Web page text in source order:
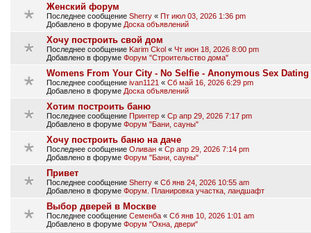
Женский форум
Последнее сообщение Sherry « Пт июл 03, 2026 1:36 pm
Добавлено в форуме Доска объявлений
Хочу построить свой дом
Последнее сообщение Karim Ckol « Чт июн 18, 2026 8:00 pm
Добавлено в форуме Форум "Строительство дома"
Womens From Your City - No Selfie - Anonymous Sex Dating
Последнее сообщение ivan1121 « Сб май 16, 2026 6:29 pm
Добавлено в форуме Доска объявлений
Хотим построить баню
Последнее сообщение Принтер « Ср апр 29, 2026 7:17 pm
Добавлено в форуме Форум "Бани, сауны"
Хочу построить баню на даче
Последнее сообщение Оливан « Ср апр 29, 2026 7:14 pm
Добавлено в форуме Форум "Бани, сауны"
Привет
Последнее сообщение Sherry « Сб янв 24, 2026 10:55 am
Добавлено в форуме Форум. Планировка участка, ландшафт
Выбор дверей в Москве
Последнее сообщение Семенба « Сб янв 10, 2026 1:01 am
Добавлено в форуме Форум "Окна, двери"